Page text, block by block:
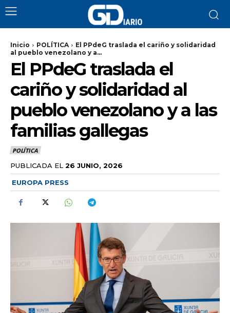
Inicio POLÍTICA
El PPdeG traslada el cariño y solidaridad
al pueblo venezolano y a...
El PPdeG traslada el
cariño y solidaridad al
pueblo venezolano y a las
familias gallegas
POLÍTICA
PUBLICADA EL 26 JUNIO, 2026
EUROPA PRESS